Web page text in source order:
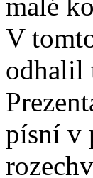
V
odhalil
písní v